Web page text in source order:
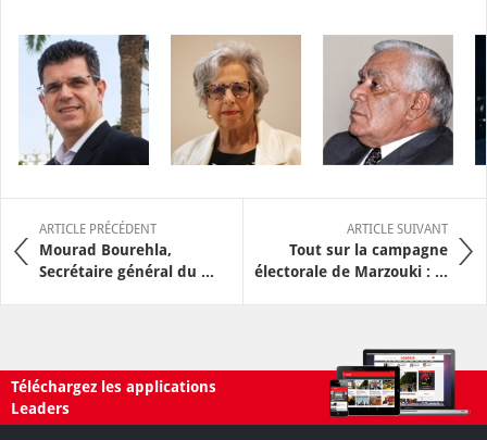
ARTICLE PRÉCÉDENT
Mourad Bourehla,
Secrétaire général du ...
ARTICLE SUIVANT
Tout sur la campagne
électorale de Marzouki : ...
Téléchargez les applications
Leaders